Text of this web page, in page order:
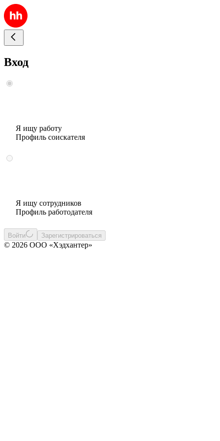
Вход
Я ищу работу
Профиль соискателя
Я ищу сотрудников
Профиль работодателя
Войти Зарегистрироваться
© 2026 ООО «Хэдхантер»